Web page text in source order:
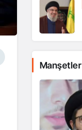
Manşetler